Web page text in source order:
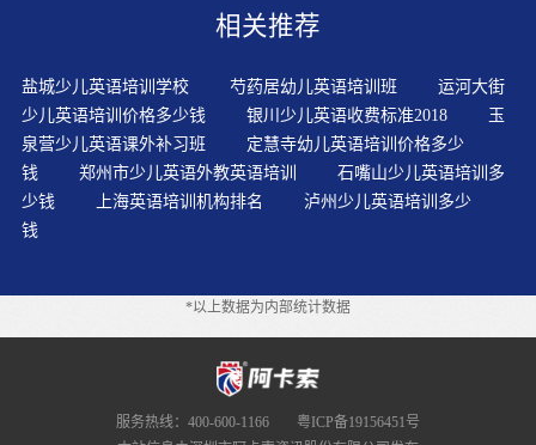
听力’的副效用都无法获得，处处留心皆能学习
相关推荐
盐城少儿英语培训学校 芍药居幼儿英语培训班
运河大街
少儿英语培训价格多少钱
银川少儿英语收费标准2018
玉
泉营少儿英语课外补习班
定慧寺幼儿英语培训价格多少
钱
郑州市少儿英语外教英语培训
石嘴山少儿英语培训多
少钱
上海英语培训机构排名
泸州少儿英语培训多少
钱
*以上数据为内部统计数据
服务热线：400-600-1166
粤ICP备19156451号